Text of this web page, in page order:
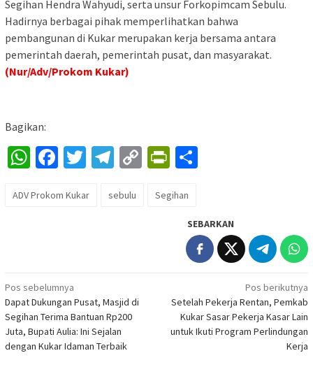
Segihan Hendra Wahyudi, serta unsur Forkopimcam Sebulu.
Hadirnya berbagai pihak memperlihatkan bahwa
pembangunan di Kukar merupakan kerja bersama antara
pemerintah daerah, pemerintah pusat, dan masyarakat.
(Nur/Adv/Prokom Kukar)
Bagikan:
WhatsApp
Facebook
Twitter
Telegram
CopyPrintFriendly
ADV Prokom Kukar sebulu Segihan
SEBARKAN
Navigasi
pos
Pos sebelumnya
Dapat Dukungan Pusat, Masjid di
Segihan Terima Bantuan Rp200
Juta, Bupati Aulia: Ini Sejalan
dengan Kukar Idaman Terbaik
Pos berikutnya
Setelah Pekerja Rentan, Pemkab
Kukar Sasar Pekerja Kasar Lain
untuk Ikuti Program Perlindungan
Kerja